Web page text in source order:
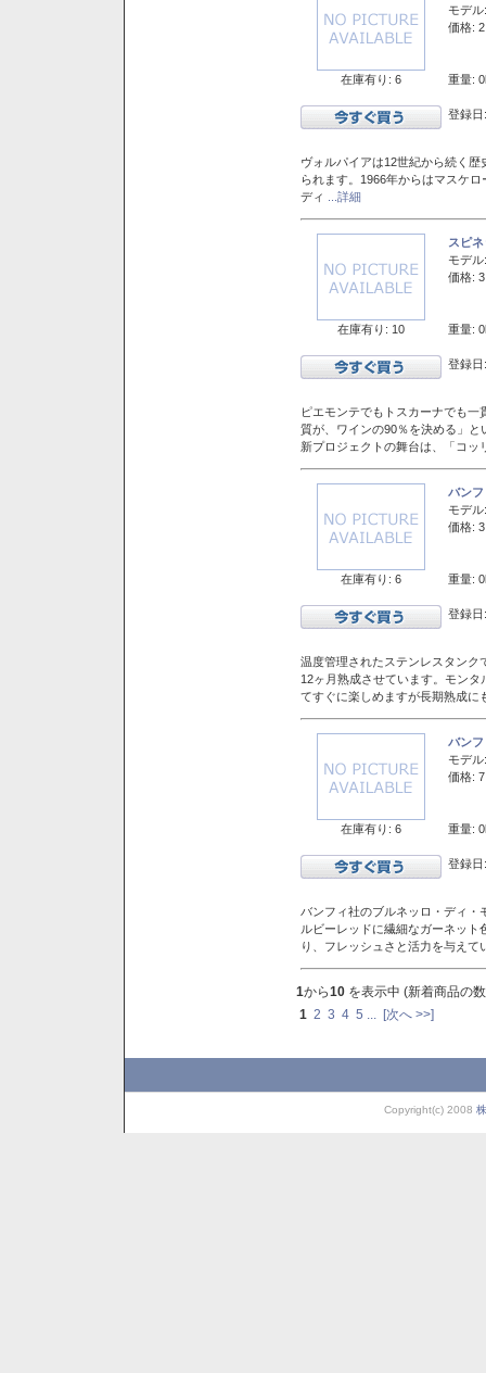
在庫有り: 6
モデル:
価格:
重量:
登録
ヴォルパイアは12世紀から続く
られます。1966年からはマスケ
ディ
...詳細
在庫有り: 10
スピ
モデル:
価格:
重量:
登録
ピエモンテでもトスカーナでも
質が、ワインの90％を決める」
新プロジェクトの舞台は、「コ
在庫有り: 6
バン
モデル:
価格:
重量:
登録
温度管理されたステンレスタンク
12ヶ月熟成させています。モン
てすぐに楽しめますが長期熟成に
在庫有り: 6
バン
モデル:
価格:
重量:
登録
バンフィ社のブルネッロ・ディ
ルビーレッドに繊細なガーネッ
り、フレッシュさと活力を与え
1から10 を表示中 (新着商品の
1 2 3 4 5 [次へ >>]
Copyright(c) 2008